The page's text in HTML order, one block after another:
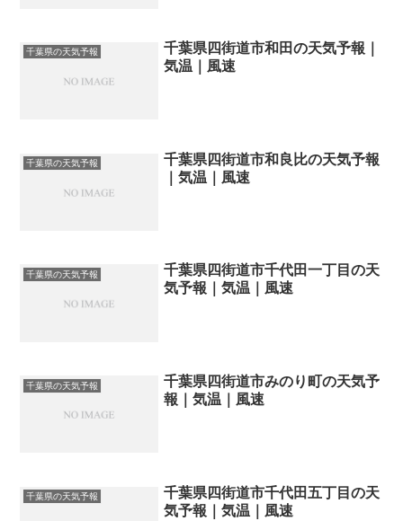
千葉県の天気予報
千葉県四街道市和田の天気予報｜
気温｜風速
千葉県の天気予報
千葉県四街道市和良比の天気予報
｜気温｜風速
千葉県の天気予報
千葉県四街道市千代田一丁目の天
気予報｜気温｜風速
千葉県の天気予報
千葉県四街道市みのり町の天気予
報｜気温｜風速
千葉県の天気予報
千葉県四街道市千代田五丁目の天
気予報｜気温｜風速